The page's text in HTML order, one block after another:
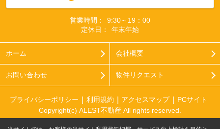
営業時間：
9:30～19：00
定休日：
年末年始
ホーム 会社概要
お問い合わせ 物件リクエスト
プライバシーポリシー 利用規約 アクセスマップ
PCサイト
Copyright(c) ALEST不動産 All rights reserved.